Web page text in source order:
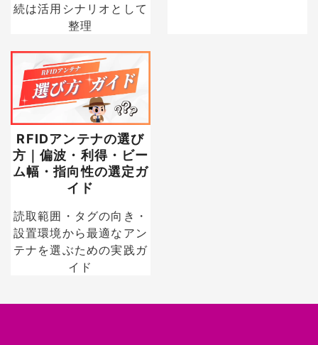
続は活用シナリオとして
整理
RFIDアンテナの選び
方｜偏波・利得・ビー
ム幅・指向性の選定ガ
イド
読取範囲・タグの向き・
設置環境から最適なアン
テナを選ぶための実践ガ
イド